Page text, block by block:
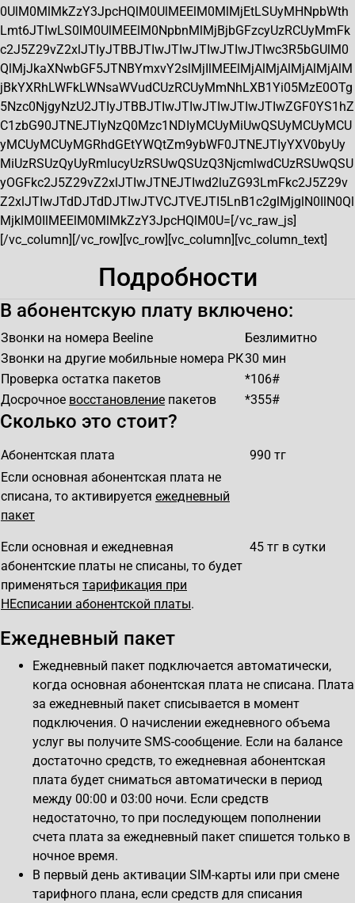
0UlM0MlMkZzY3JpcHQlM0UlMEElM0MlMjEtLSUyMHNpbWth
Lmt6JTIwLS0lM0UlMEElM0NpbnMlMjBjbGFzcyUzRCUyMmFk
c2J5Z29vZ2xlJTIyJTBBJTIwJTIwJTIwJTIwJTIwc3R5bGUlM0
QlMjJkaXNwbGF5JTNBYmxvY2slMjIlMEElMjAlMjAlMjAlMjAlM
jBkYXRhLWFkLWNsaWVudCUzRCUyMmNhLXB1Yi05MzE0OTg
5Nzc0NjgyNzU2JTIyJTBBJTIwJTIwJTIwJTIwJTIwZGF0YS1hZ
C1zbG90JTNEJTIyNzQ0Mzc1NDIyMCUyMiUwQSUyMCUyMCU
yMCUyMCUyMGRhdGEtYWQtZm9ybWF0JTNEJTIyYXV0byUy
MiUzRSUzQyUyRmlucyUzRSUwQSUzQ3NjcmlwdCUzRSUwQSU
yOGFkc2J5Z29vZ2xlJTIwJTNEJTIwd2luZG93LmFkc2J5Z29v
Z2xlJTIwJTdDJTdDJTIwJTVCJTVEJTI5LnB1c2glMjglN0IlN0Ql
MjklM0IlMEElM0MlMkZzY3JpcHQlM0U=[/vc_raw_js]
[/vc_column][/vc_row][vc_row][vc_column][vc_column_text]
Подробности
В абонентскую плату включено:
Звонки на номера Beeline
Безлимитно
Звонки на другие мобильные номера РК30 мин
Проверка остатка пакетов
*106#
Досрочное восстановление пакетов *355#
Сколько это стоит?
Абонентская плата 990 тг
Если основная абонентская плата не
списана, то активируется ежедневный
пакет
Если основная и ежедневная
абонентские платы не списаны, то будет
применяться тарификация при
НЕсписании абонентской платы.
45 тг в сутки
Ежедневный пакет
Ежедневный пакет подключается автоматически,
когда основная абонентская плата не списана. Плата
за ежедневный пакет списывается в момент
подключения. О начислении ежедневного объема
услуг вы получите SMS-сообщение. Если на балансе
достаточно средств, то ежедневная абонентская
плата будет сниматься автоматически в период
между 00:00 и 03:00 ночи. Если средств
недостаточно, то при последующем пополнении
счета плата за ежедневный пакет спишется только в
ночное время.
В первый день активации SIM-карты или при смене
тарифного плана, если средств для списания